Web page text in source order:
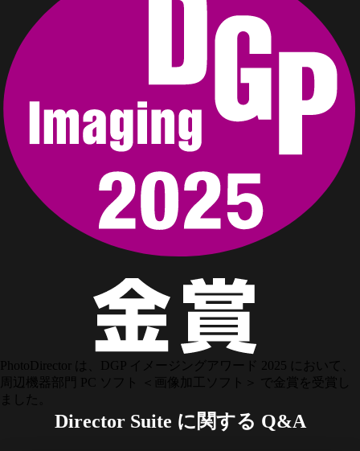
PhotoDirector は、DGP イメージングアワード 2025 において、
周辺機器部門 PC ソフト ＜画像加工ソフト＞ で金賞を受賞し
ました。
Director Suite に関する Q&A